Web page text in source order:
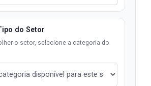
do Setor
o setor, selecione a categoria do